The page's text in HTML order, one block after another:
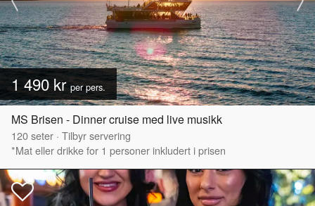
1 490 krper pers.
MS Brisen - Dinner cruise med live musikk
120seter · Tilbyr servering
*Mat eller drikke for 1 personer inkludert i prisen